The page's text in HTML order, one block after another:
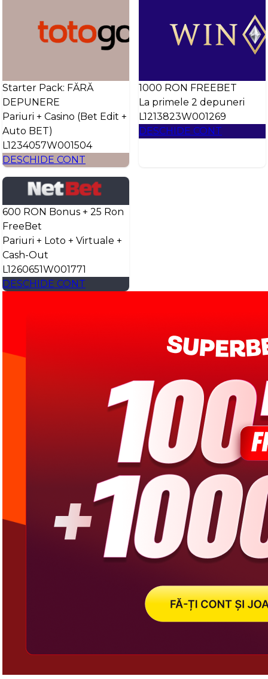
Starter Pack: FĂRĂ
DEPUNERE
Pariuri + Casino (Bet Edit +
Auto BET)
L1234057W001504
DESCHIDE CONT
1000 RON FREEBET
La primele 2 depuneri
L1213823W001269
DESCHIDE CONT
600 RON Bonus + 25 Ron
FreeBet
Pariuri + Loto + Virtuale +
Cash-Out
L1260651W001771
DESCHIDE CONT